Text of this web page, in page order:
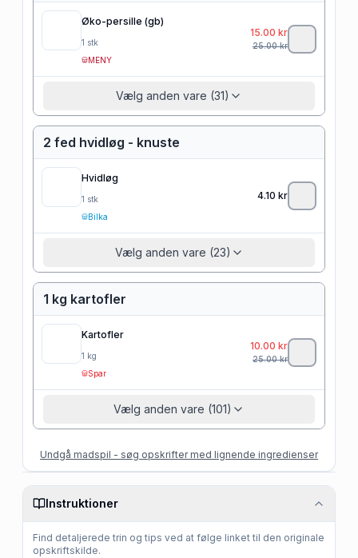
Øko-persille (gb)
1 stk
MENY
15.00 kr
25.00kr
Vælg anden vare (31)
2 fed hvidløg - knuste
Hvidløg
1 stk
Bilka
4.10 kr
Vælg anden vare (23)
1 kg kartofler
Kartofler
1 kg
Spar
10.00 kr
25.00kr
Vælg anden vare (101)
Undgå madspil - søg opskrifter med lignende ingredienser
Instruktioner
Find detaljerede trin og tips ved at følge linket til den originale
opskriftskilde.